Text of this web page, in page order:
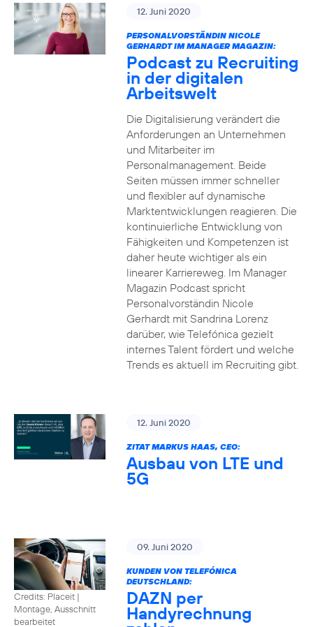
12. Juni 2020
PERSONALVORSTÄNDIN NICOLE
GERHARDT IM MANAGER MAGAZIN:
Podcast zu Recruiting
in der digitalen
Arbeitswelt
Die Digitalisierung verändert die
Anforderungen an Unternehmen
und Mitarbeiter im
Personalmanagement. Beide
Seiten müssen immer schneller
und flexibler auf dynamische
Marktentwicklungen reagieren. Die
kontinuierliche Entwicklung von
Fähigkeiten und Kompetenzen ist
daher heute wichtiger als ein
linearer Karriereweg. Im Manager
Magazin Podcast spricht
Personalvorständin Nicole
Gerhardt mit Sandrina Lorenz
darüber, wie Telefónica gezielt
internes Talent fördert und welche
Trends es aktuell im Recruiting gibt.
12. Juni 2020
ZITAT MARKUS HAAS, CEO:
Ausbau von LTE und
5G
Credits: Placeit |
Montage, Ausschnitt
bearbeitet
09. Juni 2020
KUNDEN VON TELEFÓNICA
DEUTSCHLAND:
DAZN per
Handyrechnung